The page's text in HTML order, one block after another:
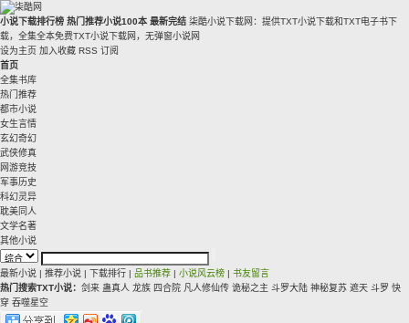
小说下载排行榜 热门推荐小说100本 最新完结 柒酷小说下载网：提供TXT小说下载和TXT电子书下
载，全集全本免费TXT小说下载网，无弹窗小说网
设为主页 加入收藏 RSS 订阅
首页
全集书库
热门推荐
都市小说
女生言情
玄幻奇幻
武侠修真
网游竞技
军事历史
科幻灵异
耽美同人
文学名著
其他小说
最新小说 推荐小说 下载排行 品书推荐 小说风云榜
书友留言
热门搜索TXT小说： 剑来 蛊真人 龙族 四合院 凡人修仙传 诡秘之主 斗罗大陆 神秘复苏 遮天 斗罗 快
穿 吞噬星空